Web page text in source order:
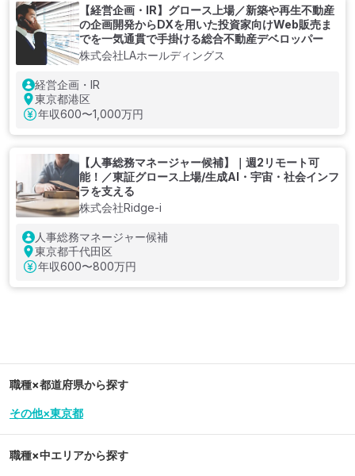
【経営企画・IR】グロース上場／新築や再生不動産
の企画開発からDXを用いた投資家向けWeb販売ま
でを一気通貫で手掛ける総合不動産デベロッパー
株式会社LAホールディングス
経営企画・IR
東京都港区
年収600〜1,000万円
【人事総務マネージャー候補】｜週2リモート可
能！／東証グロース上場/生成AI・宇宙・社会インフ
ラを支える
株式会社Ridge-i
人事総務マネージャー候補
東京都千代田区
年収600〜800万円
職種×都道府県から探す
その他×東京都
職種×中エリアから探す